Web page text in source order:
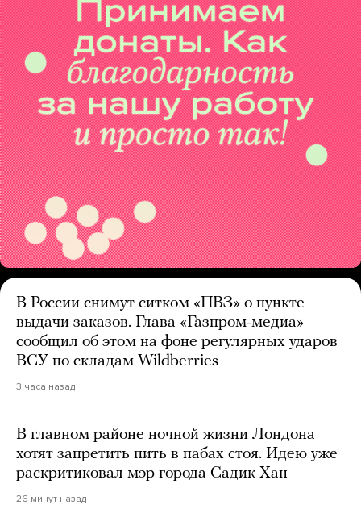
В России снимут ситком «ПВЗ» о пункте
выдачи заказов. Глава «Газпром-медиа»
сообщил об этом на фоне регулярных ударов
ВСУ по складам Wildberries
3 часа назад
В главном районе ночной жизни Лондона
хотят запретить пить в пабах стоя. Идею уже
раскритиковал мэр города Садик Хан
26 минут назад